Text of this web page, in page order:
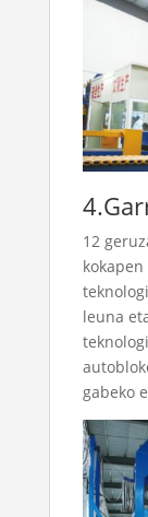
12
leuna
gabeko